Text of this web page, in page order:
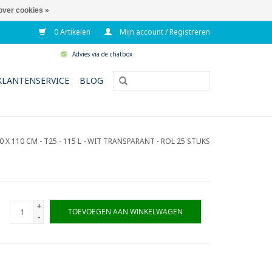
0 Artikelen Mijn account / Registreren
Advies via de chatbox
BLOG
X 110 CM - T25 - 115 L - WIT TRANSPARANT - ROL 25 STUKS
+
-
TOEVOEGEN AAN WINKELWAGEN
cookies »